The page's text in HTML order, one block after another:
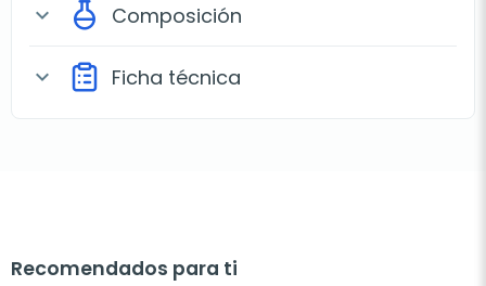
expand_more Composición
expand_more Ficha técnica
Recomendados para ti